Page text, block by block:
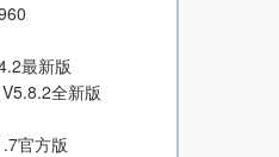
最新版
全新版
官方版